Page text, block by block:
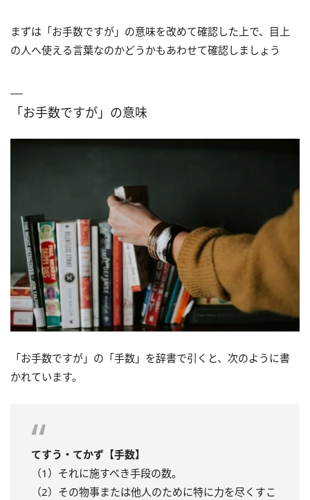
まずは「お手数ですが」の意味を改めて確認した上で、目上
の人へ使える言葉なのかどうかもあわせて確認しましょう
「お手数ですが」の意味
「お手数ですが」の「手数」を辞書で引くと、次のように書
かれています。
てすう・てかず【手数】
（1）それに施すべき手段の数。
（2）その物事または他人のために特に力を尽くすこ